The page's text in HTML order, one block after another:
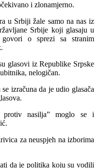
i zlonamjerno.
u Srbiji žale samo na nas iz
Srbije koji glasaju u
govori o sprezi sa stranim
glasovi iz Republike Srpske
nelogičan.
izračuna da je udio glasača
protiv nasilja” moglo se i
za neuspjeh na izborima
da je politika koju su vodili